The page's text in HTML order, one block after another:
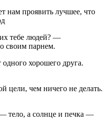
нам проявить лучшее, что
тебе людей? —
своим парнем.
одного хорошего друга.
цели, чем ничего не делать.
тело, а солнце и печка —